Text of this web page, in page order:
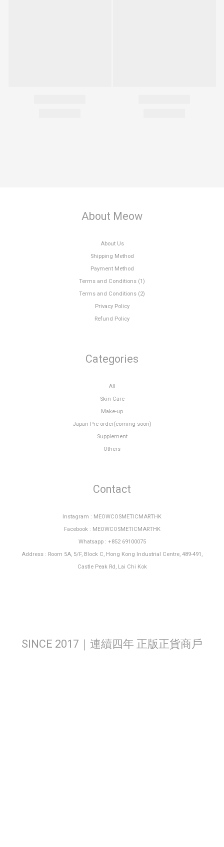
About Meow
About Us
Shipping Method
Payment Method
Terms and Conditions (1)
Terms and Conditions (2)
Privacy Policy
Refund Policy
Categories
All
Skin Care
Make-up
Japan Pre-order(coming soon)
Supplement
Others
Contact
Instagram : MEOWCOSMETICMARTHK
Facebook : MEOWCOSMETICMARTHK
Whatsapp : +852 69100075
Address : Room 5A, 5/F, Block C, Hong Kong Industrial Centre, 489-491,
Castle Peak Rd, Lai Chi Kok
SINCE 2017｜連續四年 正版正貨商戶